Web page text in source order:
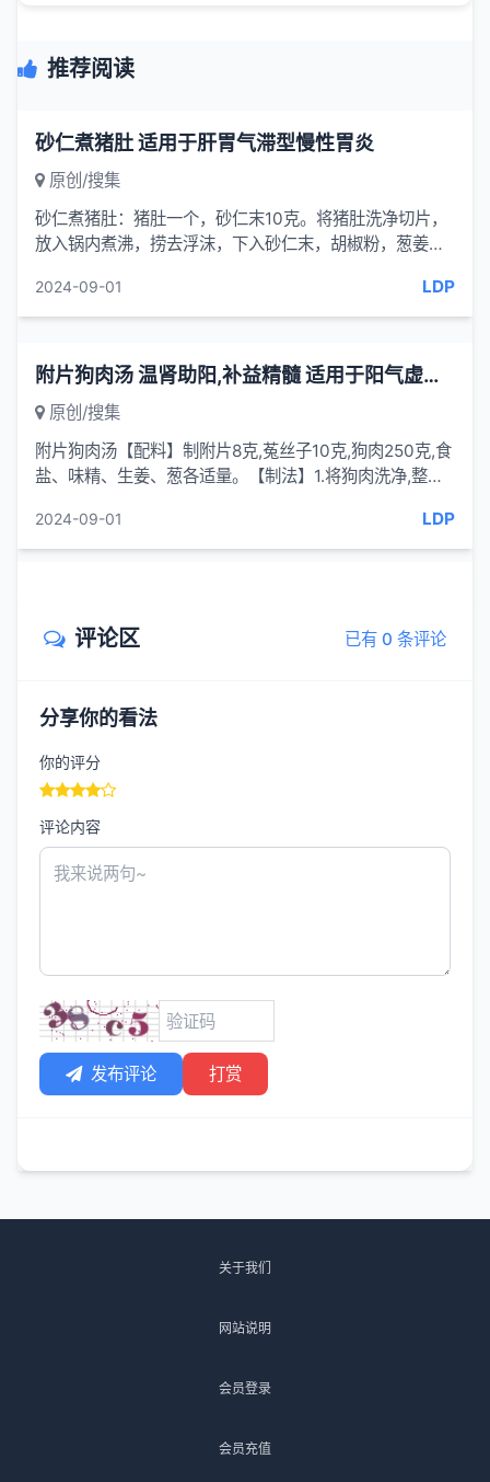
推荐阅读
砂仁煮猪肚 适用于肝胃气滞型慢性胃炎
原创/搜集
砂仁煮猪肚：猪肚一个，砂仁末10克。将猪肚洗净切片，
放入锅内煮沸，捞去浮沫，下入砂仁末，胡椒粉，葱姜等
2024-09-01 LDP
附片狗肉汤 温肾助阳,补益精髓 适用于阳气虚衰之阳痿
原创/搜集
附片狗肉汤【配料】制附片8克,菟丝子10克,狗肉250克,食
盐、味精、生姜、葱各适量。【制法】1.将狗肉洗净,整块
2024-09-01 LDP
评论区 已有 0 条评论
分享你的看法
你的评分
评论内容
发布评论 打赏
关于我们
网站说明
会员登录
会员充值